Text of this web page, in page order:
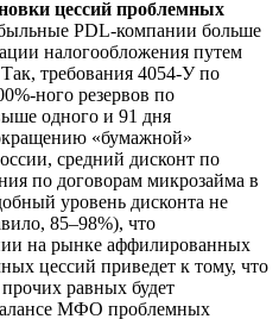
цессий проблемных
PDL-компании больше
налогообложения путем
требования 4054-У по
ного резервов по
одного и 91 дня
«бумажной»
средний дисконт по
по договорам микрозайма в
уровень дисконта не
85–98%), что
на рынке аффилированных
цессий приведет к тому, что
равных будет
МФО проблемных